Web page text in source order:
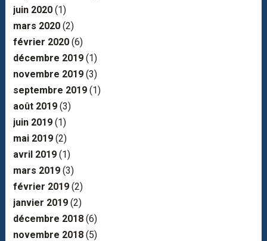
juin 2020(1)
mars 2020(2)
février 2020(6)
décembre 2019(1)
novembre 2019(3)
septembre 2019(1)
août 2019(3)
juin 2019(1)
mai 2019(2)
avril 2019(1)
mars 2019(3)
février 2019(2)
janvier 2019(2)
décembre 2018(6)
novembre 2018(5)